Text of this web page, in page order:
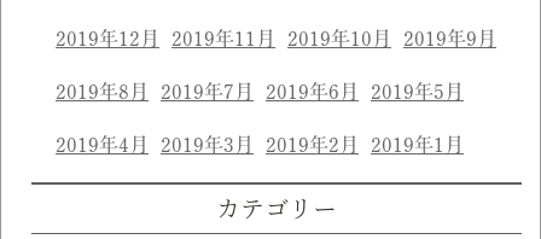
2019年12月 2019年11月 2019年10月 2019年9月
2019年8月 2019年7月 2019年6月 2019年5月
2019年4月 2019年3月 2019年2月 2019年1月
カテゴリー